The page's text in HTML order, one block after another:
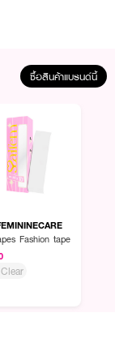
นิทกับผิว ใช้งานง่าย
ม่หลุดระหว่างวัน
ซื้อสินค้าแบรนด์นี้
Fashion tape
Clear